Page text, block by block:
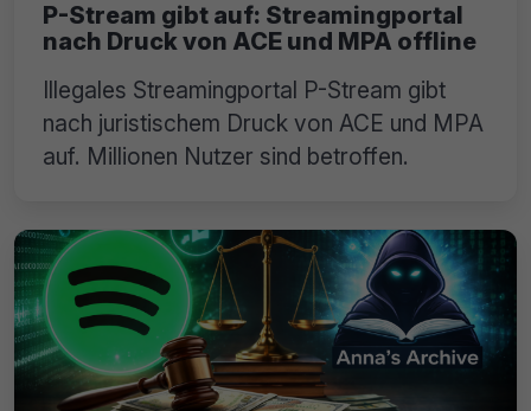
P-Stream gibt auf: Streamingportal
nach Druck von ACE und MPA offline
Illegales Streamingportal P-Stream gibt
nach juristischem Druck von ACE und MPA
auf. Millionen Nutzer sind betroffen.